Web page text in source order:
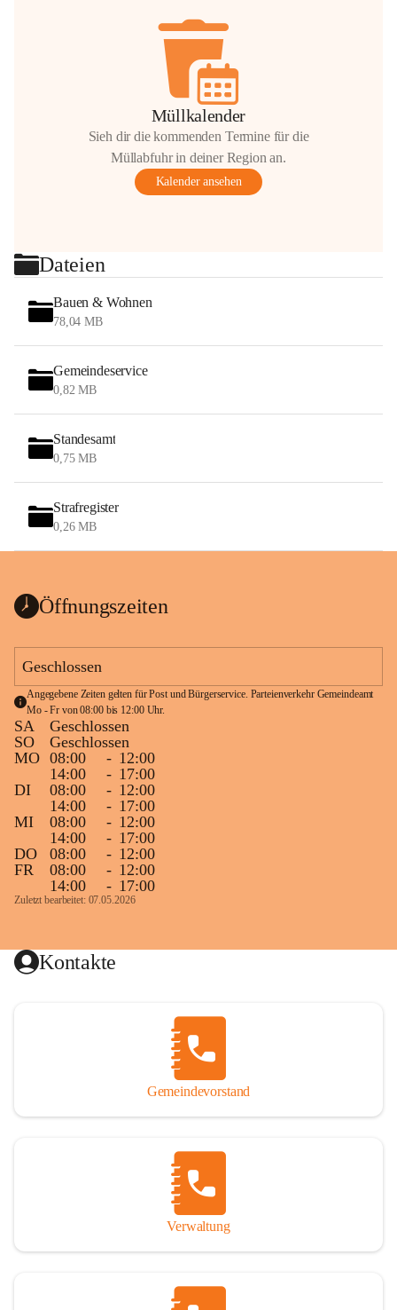
Müllkalender
Sieh dir die kommenden Termine für die
Müllabfuhr in deiner Region an.
Kalender ansehen
Dateien
Bauen & Wohnen
78,04 MB
Gemeindeservice
0,82 MB
Standesamt
0,75 MB
Strafregister
0,26 MB
Öffnungszeiten
Geschlossen
Angegebene Zeiten gelten für Post und Bürgerservice. Parteienverkehr Gemeindeamt
Mo - Fr von 08:00 bis 12:00 Uhr.
SA
Geschlossen
SO
Geschlossen
MO 08:00 - 12:00
14:00
- 17:00
DI
08:00 - 12:00
14:00
- 17:00
MI
08:00 - 12:00
14:00
- 17:00
DO
08:00 - 12:00
FR
08:00 - 12:00
14:00
- 17:00
Zuletzt bearbeitet: 07.05.2026
Kontakte
Gemeindevorstand
Verwaltung